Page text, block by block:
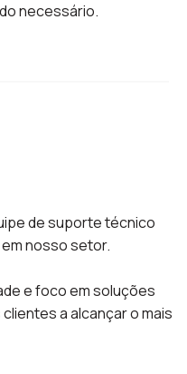
necessário.
de suporte técnico
nosso setor.
e foco em soluções
a alcançar o mais